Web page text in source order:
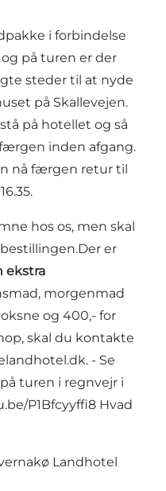
i forbindelse
på turen er der
steder til at nyde
på Skallevejen.
på hotellet og så
inden afgang.
nå færgen retur til
hos os, men skal
er
ekstra
morgenmad
og 400,- for
skal du kontakte
- Se
turen i regnvejr i
P1Bfcyyffi8 Hvad
Landhotel